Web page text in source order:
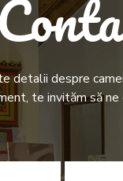
detalii despre
te invităm să